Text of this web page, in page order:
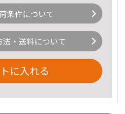
条件について
法・送料について
に入れる